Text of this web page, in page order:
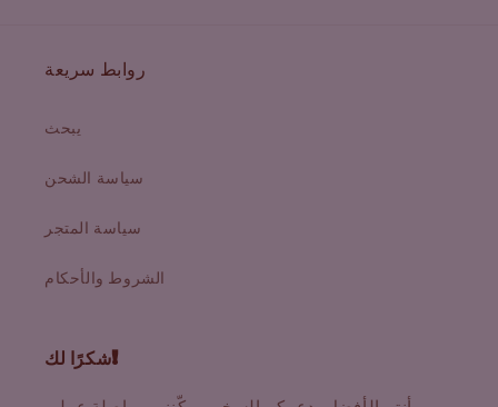
روابط سريعة
يبحث
سياسة الشحن
سياسة المتجر
الشروط والأحكام
شكرًا لك!